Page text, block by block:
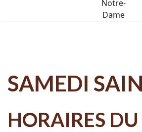
SAMEDI
HORAIRES DU